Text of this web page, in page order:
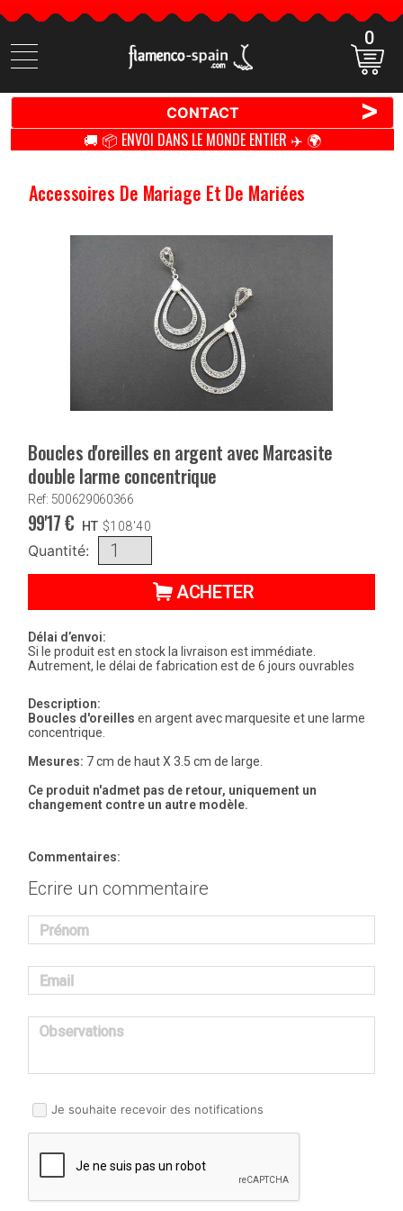
Cherchez
des
0
CONTACT >
🚚 📦 ENVOI DANS LE MONDE ENTIER ✈️ 🌍
Accessoires De Mariage Et De Mariées
Boucles d'oreilles en argent avec Marcasite
double larme concentrique
Ref: 500629060366
99'17€ HT $108'40
Quantité:
ACHETER
Délai d’envoi:
Si le produit est en stock la livraison est immédiate.
Autrement, le délai de fabrication est de 6 jours ouvrables
Description:
Boucles d'oreilles en argent avec marquesite et une larme
concentrique.
Mesures: 7 cm de haut X 3.5 cm de large.
Ce produit n'admet pas de retour, uniquement un
changement contre un autre modèle.
Commentaires:
Ecrire un commentaire
Prénom
Email
Observations
Je souhaite recevoir des notifications